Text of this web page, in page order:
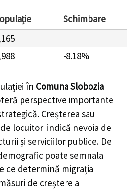
Schimbare
-8.18%
în Comuna Slobozia
perspective importante
Creșterea sau
locuitori indică nevoia de
și serviciilor publice. De
poate semnala
ce determină migrația
de creștere a